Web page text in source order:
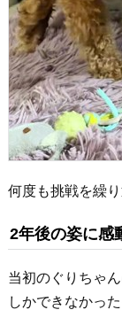
何度も挑戦を繰
2年後の姿に感
当初のぐりちゃ
しかできなかっ